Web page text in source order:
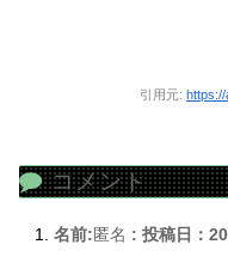
引用元:
コメント
名前:匿名 : 投稿日：